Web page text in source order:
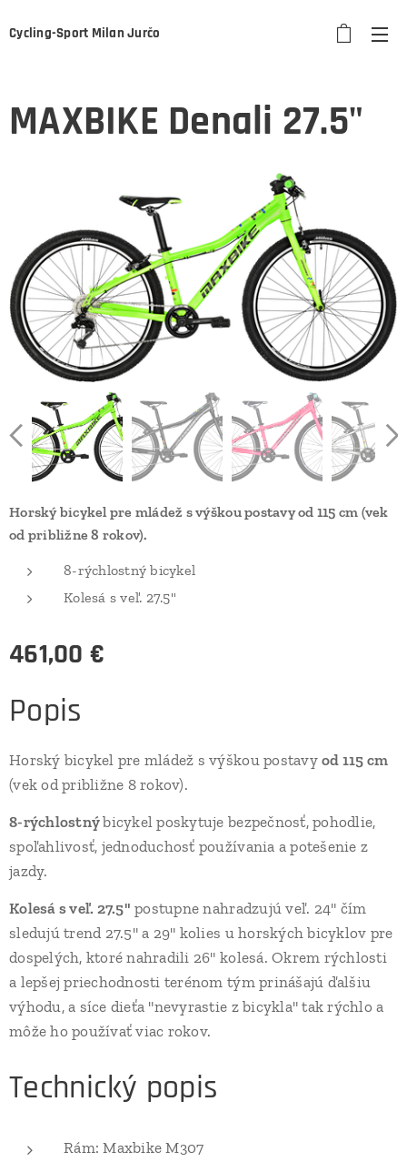
Cycling-Sport Milan Jurčo
MAXBIKE Denali 27.5"
Horský bicykel pre mládež s výškou postavy od 115 cm (vek
od približne 8 rokov).
8-rýchlostný bicykel
Kolesá s veľ. 27.5"
461,00 €
Popis
Horský bicykel pre mládež s výškou postavyod 115 cm
(vek od približne 8 rokov).
8-rýchlostnýbicykel poskytuje bezpečnosť, pohodlie,
spoľahlivosť, jednoduchosť používania a potešenie z
jazdy.
Kolesá s veľ. 27.5" postupne nahradzujú veľ. 24" čím
sledujú trend 27.5" a 29" kolies u horských bicyklov pre
dospelých, ktoré nahradili 26" kolesá. Okrem rýchlosti
a lepšej priechodnosti terénom tým prinášajú ďalšiu
výhodu, a síce dieťa "nevyrastie z bicykla" tak rýchlo a
môže ho používať viac rokov.
Technický popis
Rám: Maxbike M307